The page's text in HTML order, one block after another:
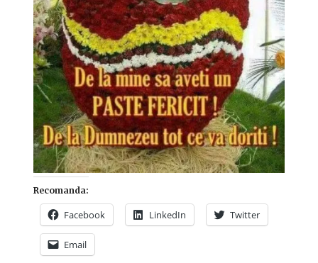
Recomanda:
Facebook LinkedIn Twitter
Email